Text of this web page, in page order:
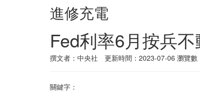
進修充電
Fed利率6月按兵
撰文者：中央社 更新時間：2023-07-06 瀏覽數
關鍵字：